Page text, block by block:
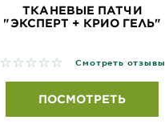
ТКАНЕВЫЕ ПАТЧИ
"ЭКСПЕРТ + КРИО ГЕЛЬ"
No reviews Смотреть отзывы
ПОСМОТРЕТЬ